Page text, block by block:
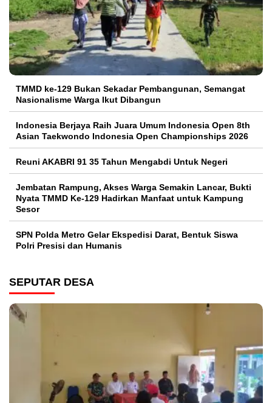
TMMD ke-129 Bukan Sekadar Pembangunan, Semangat
Nasionalisme Warga Ikut Dibangun
Indonesia Berjaya Raih Juara Umum Indonesia Open 8th
Asian Taekwondo Indonesia Open Championships 2026
Reuni AKABRI 91 35 Tahun Mengabdi Untuk Negeri
Jembatan Rampung, Akses Warga Semakin Lancar, Bukti
Nyata TMMD Ke-129 Hadirkan Manfaat untuk Kampung
Sesor
SPN Polda Metro Gelar Ekspedisi Darat, Bentuk Siswa
Polri Presisi dan Humanis
SEPUTAR DESA